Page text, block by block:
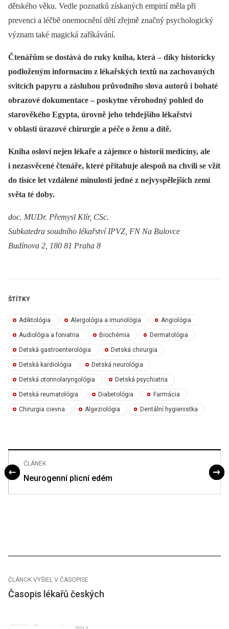
dětského věku. Vedle poznatků získaných empirií měla při
prevenci a léčbě onemocnění dětí zřejmě značný psychologický
význam také magická zaříkávání.
Čtenářům se dostává do ruky kniha, která –⁠ díky historicky
podloženým informacím z lékařských textů na zachovaných
svitcích papyru a zásluhou průvodního slova autorů i bohaté
obrazové dokumentace –⁠ poskytne věrohodný pohled do
starověkého Egypta, úrovně jeho tehdejšího lékařství
v oblasti úrazové chirurgie a péče o ženu a dítě.
Kniha osloví nejen lékaře a zájemce o historii medicíny, ale
i nezasvěcené čtenáře, které přitahuje alespoň na chvíli se vžít
do tisíce let vzdálené minulosti jedné z nejvyspělejších zemí
světa té doby.
doc. MUDr. Přemysl Klír, CSc.
Subkatedra soudního lékařství IPVZ, FN Na Bulovce
Budínova 2, 180 81 Praha 8
ŠTÍTKY
Adiktológia Alergológia a imunológia Angiológia
Audiológia a foniatria Biochémia Dermatológia
Detská gastroenterológia Detská chirurgia
Detská kardiológia Detská neurológia
Detská otorinolaryngológia Detská psychiatria
Detská reumatológia Diabetológia Farmácia
Chirurgia cievna Algeziológia Dentální hygienistka
ČLÁNEK
Neurogenní plicní edém
ČLÁNOK VYŠIEL V ČASOPISE
Časopis lékařů českých